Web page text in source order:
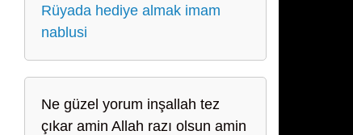
Rüyada hediye almak imam
nablusi
Ne güzel yorum inşallah tez
çıkar amin Allah razı olsun amin